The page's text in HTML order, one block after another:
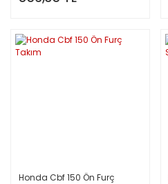
Honda Cbf 150 Ön Furç